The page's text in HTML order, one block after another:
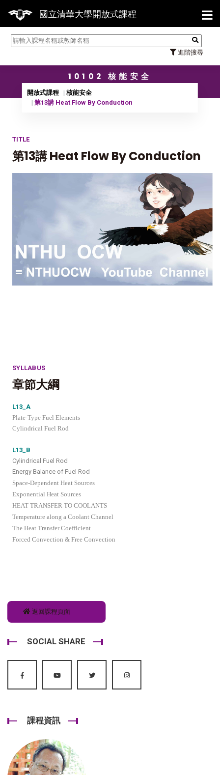
國立清華大學開放式課程
進階搜尋
【
10102 核能安全
開放式課程
核能安全
第13講 Heat Flow By Conduction
TITLE
第13講 Heat Flow By Conduction
SYLLABUS
章節大綱
L13_A
Plate-Type Fuel Elements
Cylindrical Fuel Rod
L13_B
Cylindrical Fuel Rod
Energy Balance of Fuel Rod
Space-Dependent Heat Sources
Exponential Heat Sources
HEAT TRANSFER TO COOLANTS
Temperature along a Coolant Channel
The Heat Transfer Coefficient
Forced Convection & Free Convection
返回課程頁面
SOCIAL SHARE
課程資訊